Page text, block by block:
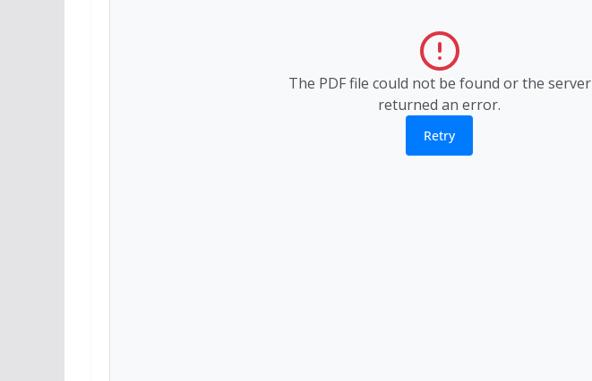
The PDF file could not be found or the server
returned an error.
Retry